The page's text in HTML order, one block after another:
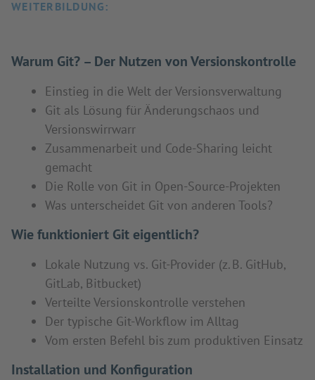
WEITERBILDUNG:
Warum Git? – Der Nutzen von Versionskontrolle
Einstieg in die Welt der Versionsverwaltung
Git als Lösung für Änderungschaos und
Versionswirrwarr
Zusammenarbeit und Code-Sharing leicht
gemacht
Die Rolle von Git in Open-Source-Projekten
Was unterscheidet Git von anderen Tools?
Wie funktioniert Git eigentlich?
Lokale Nutzung vs. Git-Provider (z. B. GitHub,
GitLab, Bitbucket)
Verteilte Versionskontrolle verstehen
Der typische Git-Workflow im Alltag
Vom ersten Befehl bis zum produktiven Einsatz
Installation und Konfiguration